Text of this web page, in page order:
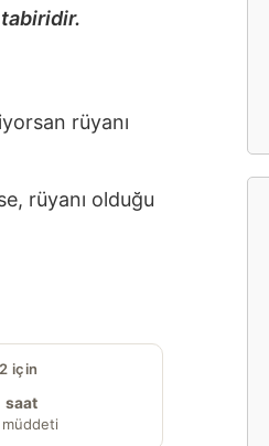
rüyanı
rüyanı olduğu
için
saat